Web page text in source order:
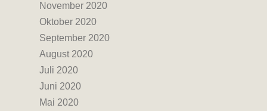
November 2020
Oktober 2020
September 2020
August 2020
Juli 2020
Juni 2020
Mai 2020